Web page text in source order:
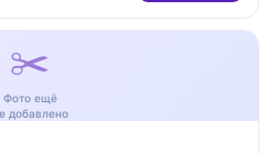
✂️
Фото ещё
добавлено